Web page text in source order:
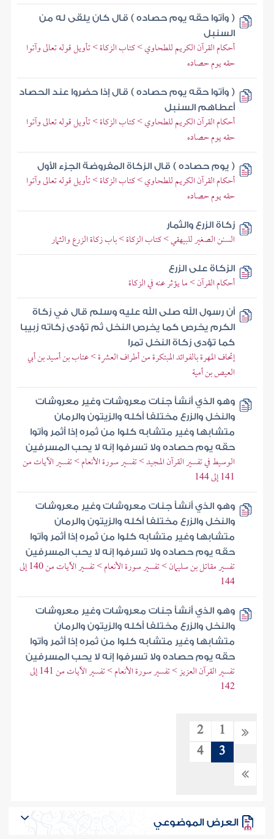
( وآتوا حقه يوم حصاده ) قال كان يلقى له من
السنبل
أحكام القرآن الكريم للطحاوي > كتاب الزكاة > تأويل قوله تعالى وآتوا
حقه يوم حصاده
( وآتوا حقه يوم حصاده ) قال إذا حضروا عند الحصاد
أعطاهم السنبل
أحكام القرآن الكريم للطحاوي > كتاب الزكاة > تأويل قوله تعالى وآتوا
حقه يوم حصاده
( يوم حصاده ) قال الزكاة المفروضة الجزء الأول
أحكام القرآن الكريم للطحاوي > كتاب الزكاة > تأويل قوله تعالى وآتوا
حقه يوم حصاده
زكاة الزرع والثمار
السنن الصغير للبيهقي > كتاب الزكاة > باب زكاة الزرع والثمار
الزكاة على الزرع
أحكام القرآن > ما يؤثر عنه في الزكاة
أن رسول الله صلى الله عليه وسلم قال في زكاة
الكرم يخرص كما يخرص النخل ثم تؤدى زكاته زبيبا
كما تؤدى زكاة النخل تمرا
إتحاف المهرة بالفوائد المبتكرة من أطراف العشرة > عتاب بن أسيد بن أبي
العيص بن أمية
وهو الذي أنشأ جنات معروشات وغير معروشات
والنخل والزرع مختلفا أكله والزيتون والرمان
متشابها وغير متشابه كلوا من ثمره إذا أثمر وآتوا
حقه يوم حصاده ولا تسرفوا إنه لا يحب المسرفين
الوسيط في تفسير القرآن المجيد > تفسير سورة الأنعام > تفسير الآيات من
141 إلى 144
وهو الذي أنشأ جنات معروشات وغير معروشات
والنخل والزرع مختلفا أكله والزيتون والرمان
متشابها وغير متشابه كلوا من ثمره إذا أثمر وآتوا
حقه يوم حصاده ولا تسرفوا إنه لا يحب المسرفين
تفسير مقاتل بن سليمان > تفسير سورة الأنعام > تفسير الآيات من 140 إلى
144
وهو الذي أنشأ جنات معروشات وغير معروشات
والنخل والزرع مختلفا أكله والزيتون والرمان
متشابها وغير متشابه كلوا من ثمره إذا أثمر وآتوا
حقه يوم حصاده ولا تسرفوا إنه لا يحب المسرفين
تفسير القرآن العزيز > تفسير سورة الأنعام > تفسير الآيات من 141 إلى
142
1
2
3
4
العرض الموضوعي